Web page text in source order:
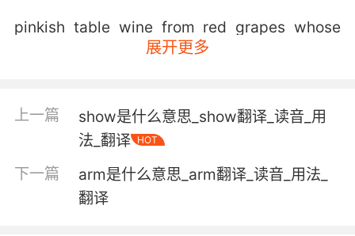
pinkish table wine from red grapes whose
skins were removed after fermentation began
Adjective:
of something having a dusty purplish pink
"the roseate glow of dawn"
展开更多
上一篇
show是什么意思_show翻译_读音_用
法_翻译
HOT
下一篇
arm是什么意思_arm翻译_读音_用法_
翻译